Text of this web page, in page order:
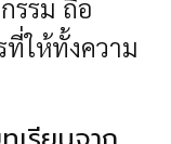
รรม ถือ
ที่ให้ทั้งความ